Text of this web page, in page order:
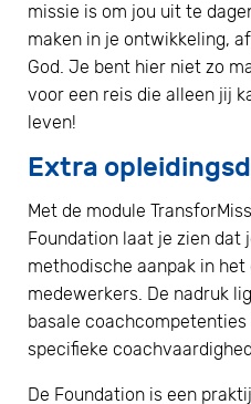
missie is om jou uit te
maken in je ontwikkeling,
God. Je bent hier niet zo
voor een reis die alleen jij
leven!
Extra
Met de module
Foundation laat je zien dat
methodische aanpak in het
medewerkers. De nadruk
basale
specifieke
De Foundation is een